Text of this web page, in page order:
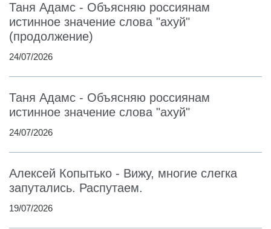
Таня Адамс - Объясняю россиянам
истинное значение слова "ахуй"
(продолжение)
24/07/2026
Таня Адамс - Объясняю россиянам
истинное значение слова "ахуй"
24/07/2026
Алексей Копытько - Вижу, многие слегка
запутались. Распутаем.
19/07/2026